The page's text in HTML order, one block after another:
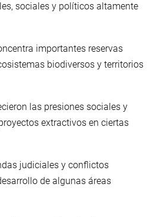
sociales y políticos altamente
importantes reservas
biodiversos y territorios
las presiones sociales y
extractivos en ciertas
judiciales y conflictos
de algunas áreas